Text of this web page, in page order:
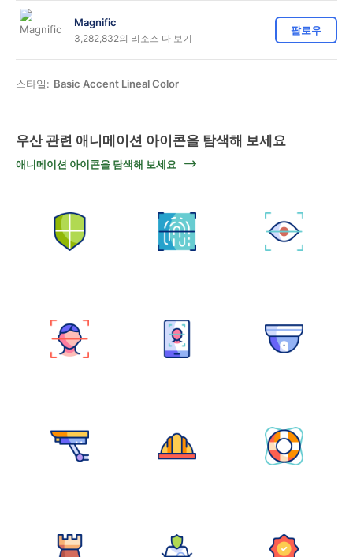
Magnific
3,282,832의 리소스 다 보기
팔로우
스타일: Basic Accent Lineal Color
우산 관련 애니메이션 아이콘을 탐색해 보세요
애니메이션 아이콘을 탐색해 보세요